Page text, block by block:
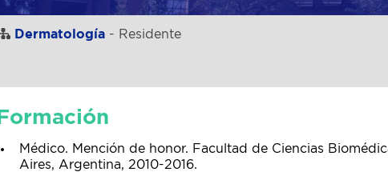
Dermatología - Residente
Formación
Médico. Mención de honor. Facultad de Ciencias
Aires, Argentina, 2010-2016.